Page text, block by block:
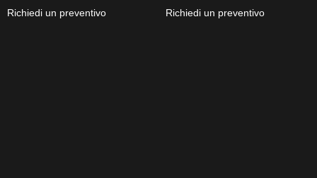
Richiedi un preventivo Richiedi un preventivo